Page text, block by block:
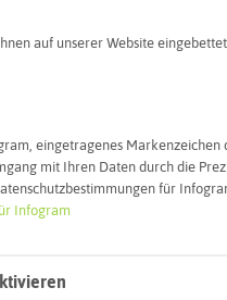
Oelder Weg
auf unserer Website
eingetragenes Markenzeichen
mit Ihren Daten durch die
für
Infogram